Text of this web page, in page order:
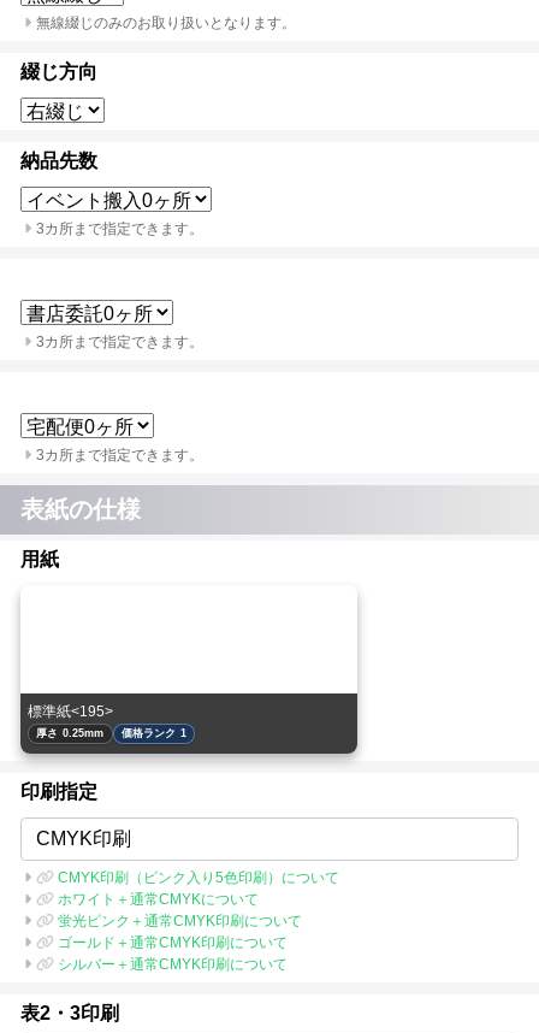
無線綴じのみのお取り扱いとなります。
綴じ方向
納品先数
3カ所まで指定できます。
3カ所まで指定できます。
3カ所まで指定できます。
表紙の仕様
用紙
標準紙<195>
厚さ 0.25mm 価格ランク 1
印刷指定
CMYK印刷
CMYK印刷（ピンク入り5色印刷）について
ホワイト＋通常CMYKについて
蛍光ピンク＋通常CMYK印刷について
ゴールド＋通常CMYK印刷について
シルバー＋通常CMYK印刷について
表2・3印刷